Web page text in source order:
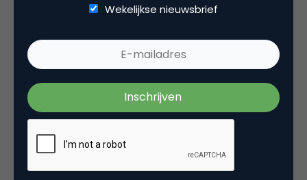
nieuws
Plaats reactie
Wekelijkse nieuwsbrief